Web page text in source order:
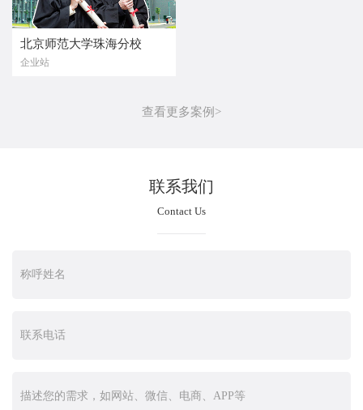
北京师范大学珠海分校
企业站
查看更多案例>
联系我们
Contact Us